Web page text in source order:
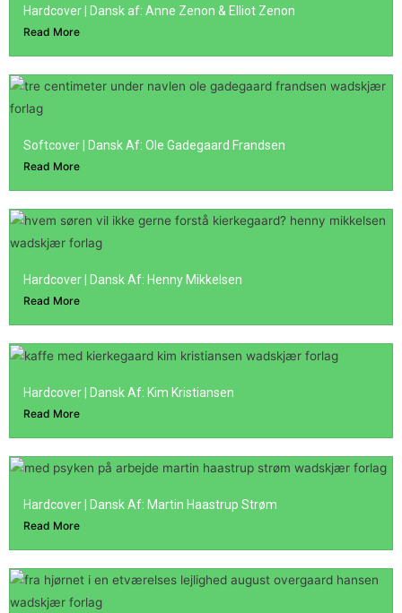
Hardcover | Dansk af: Anne Zenon & Elliot Zenon
Read More
Softcover | Dansk Af: Ole Gadegaard Frandsen
Read More
Hardcover | Dansk Af: Henny Mikkelsen
Read More
Hardcover | Dansk Af: Kim Kristiansen
Read More
Hardcover | Dansk Af: Martin Haastrup Strøm
Read More